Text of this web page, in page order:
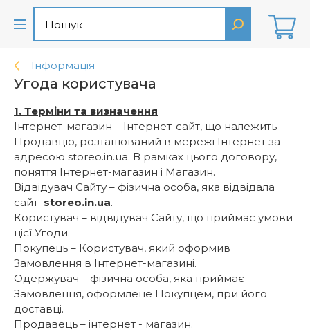
Інформація
Угода користувача
1. Терміни та визначення
Інтернет-магазин – Інтернет-сайт, що належить
Продавцю, розташований в мережі Інтернет за
адресою storeo.in.ua. В рамках цього договору,
поняття Інтернет-магазин і Магазин.
Відвідувач Сайту – фізична особа, яка відвідала
сайт storeo.in.ua.
Користувач – відвідувач Сайту, що приймає умови
цієї Угоди.
Покупець – Користувач, який оформив
Замовлення в Інтернет-магазині.
Одержувач – фізична особа, яка приймає
Замовлення, оформлене Покупцем, при його
доставці.
Продавець – інтернет - магазин.